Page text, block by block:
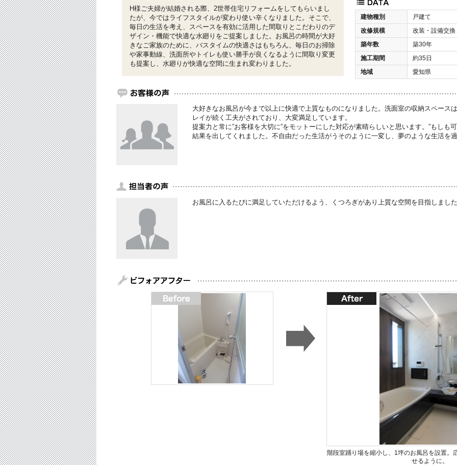
建物種別
戸建て
改修規模
改装・設備交換
築年数
築30年
施工期間
約35日
地域
愛知県
H様ご夫婦が結婚される際、2世帯住宅リフォームをしてもらいまし
たが、今ではライフスタイルが変わり使い辛くなりました。そこで、
毎日の生活を考え、スペースを有効に活用した間取りとこだわりのデ
ザイン・機能で快適な水廻りをご提案しました。お風呂の時間が大好
きなご家族のために、バスタイムの快適さはもちろん、毎日のお掃除
や家事動線、洗面所やトイレも使い勝手が良くなるように間取り変更
も提案し、水廻りが快適な空間に生まれ変わりました。
大好きなお風呂が今まで以上に快適で上質なものになりました。洗面室の収納スペース
レイが続く工夫がされており、大変満足しています。
提案力と常に”お客様を大切に”をモットーにした対応が素晴らしいと思います。”もしも
結果を出してくれました。不自由だった生活がうそのように一変し、夢のような生活を
お風呂に入るたびに満足していただけるよう、くつろぎがあり上質な空間を目指しまし
階段室踊り場を縮小し、1坪のお風呂を設置。
せるように。